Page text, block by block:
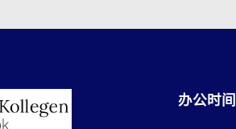
办公时间